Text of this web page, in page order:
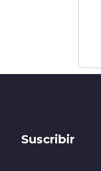
Suscribir